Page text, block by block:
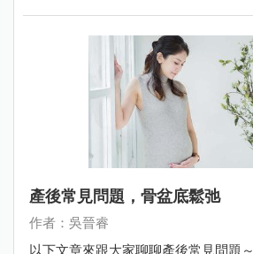
產後常見問題，骨盆底鬆弛
作者：吳晉睿
以下文章來跟大家聊聊產後常見問題～